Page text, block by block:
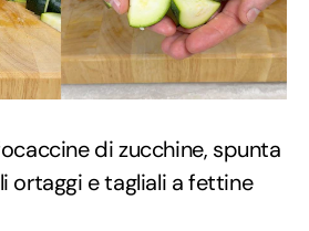
di zucchine, spunta
ortaggi e tagliali a fettine